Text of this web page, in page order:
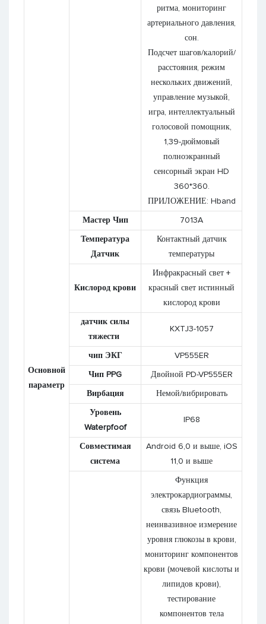
Основной
параметр
ритма, мониторинг
артериального давления,
сон.
Подсчет шагов/калорий/
расстояния, режим
нескольких движений,
управление музыкой,
игра, интеллектуальный
голосовой помощник,
1,39-дюймовый
полноэкранный
сенсорный экран HD
360*360.
ПРИЛОЖЕНИЕ: Hband
Мастер Чип 7013A
Температура
Датчик
Контактный датчик
температуры
Кислород крови
Инфракрасный свет +
красный свет истинный
кислород крови
датчик силы
тяжести
KXTJ3-1057
чип ЭКГ VP555ER
Чип PPG Двойной PD-VP555ER
Вирбация Немой/вибрировать
Уровень
Waterpfoof
IP68
Совместимая
система
Android 6,0 ​​и выше, iOS
11,0 и выше
Функция
электрокардиограммы,
связь Bluetooth,
неинвазивное измерение
уровня глюкозы в крови,
мониторинг компонентов
крови (мочевой кислоты и
липидов крови),
тестирование
компонентов тела